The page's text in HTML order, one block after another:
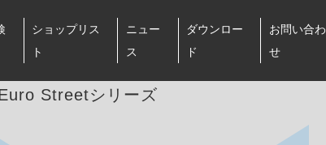
ショップリス
ト
ニュー
ス
ダウンロー
ド
お問い合わ
せ
Streetシリーズ